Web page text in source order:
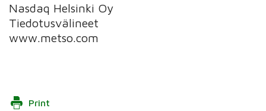
Nasdaq Helsinki Oy
Tiedotusvälineet
www.metso.com
Print